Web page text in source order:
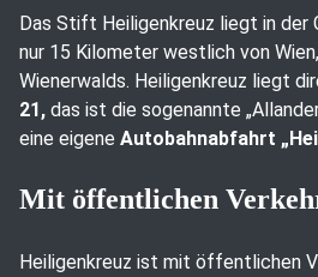
Das Stift Heiligenkreuz liegt in der
nur 15 Kilometer westlich von
Wienerwalds. Heiligenkreuz liegt
21, das ist die sogenannte
eine eigene Autobahnabfahrt
Mit öffentlichen
Heiligenkreuz ist mit öffentlichen